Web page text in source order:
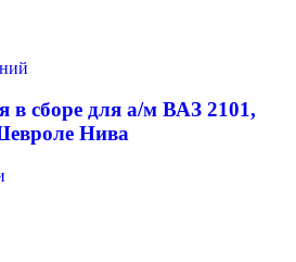
в сборе для а/м ВАЗ 2101,
Нива